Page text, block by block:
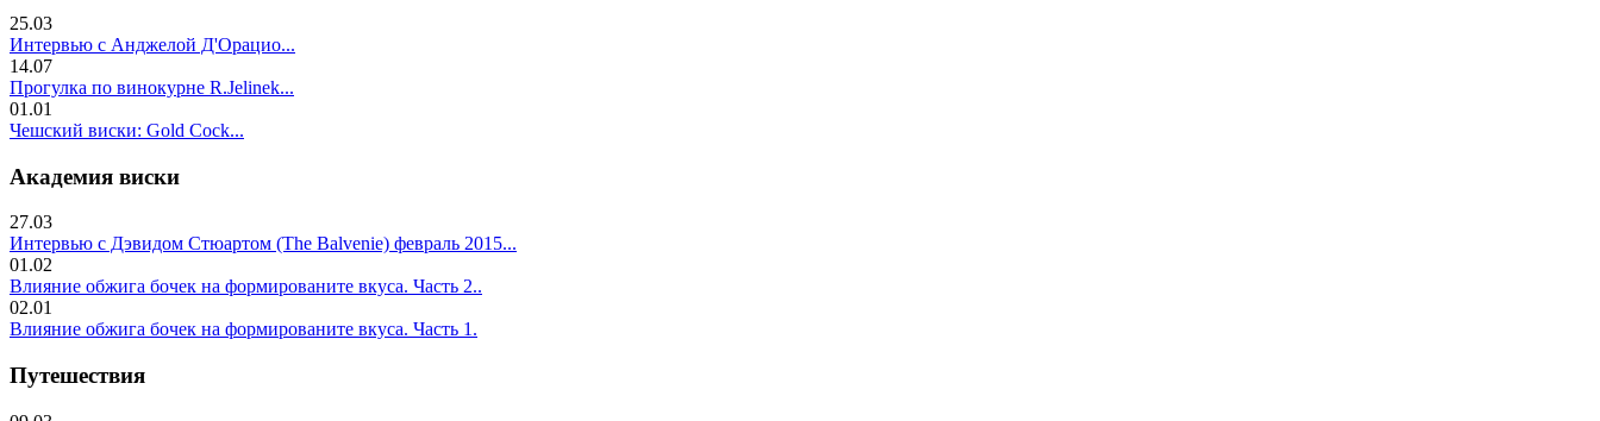
25.03
Интервью с Анджелой Д'Орацио...
14.07
Прогулка по винокурне R.Jelinek...
01.01
Чешский виски: Gold Cock...
Академия виски
27.03
Интервью с Дэвидом Стюартом (The Balvenie) февраль 2015...
01.02
Влияние обжига бочек на формированите вкуса. Часть 2..
02.01
Влияние обжига бочек на формированите вкуса. Часть 1.
Путешествия